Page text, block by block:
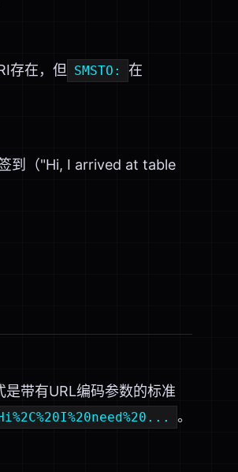
存在，但 SMSTO:
在
到（"Hi, I arrived at table
带有URL编码参数的标准
。